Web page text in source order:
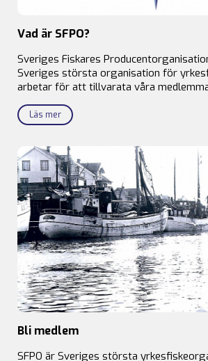
Vad är SFPO?
Sveriges Fiskares
Sveriges största organisation för
arbetar för att tillvarata våra
Läs mer
Bli medlem
SFPO är Sveriges största